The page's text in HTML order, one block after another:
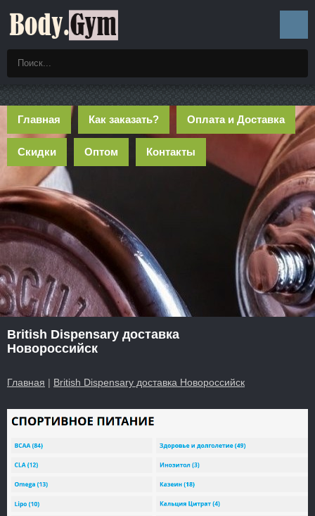
Главная Как заказать? Оплата и Доставка
Скидки Оптом Контакты
British Dispensary доставка
Новороссийск
Главная | British Dispensary доставка Новороссийск